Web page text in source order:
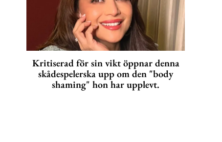
Kritiserad för sin vikt öppnar denna
skådespelerska upp om den "body
shaming" hon har upplevt.